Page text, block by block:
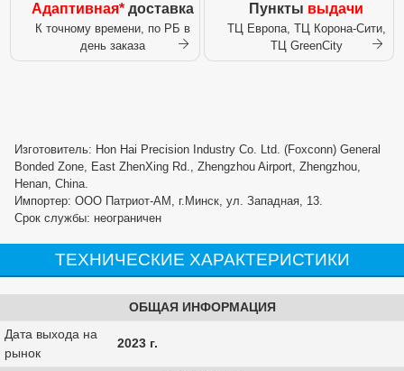
Адаптивная*доставка
К точному времени, по РБ в
день заказа
Пункты выдачи
ТЦ Европа, ТЦ Корона-Сити,
ТЦ GreenCity
Изготовитель: Hon Hai Precision Industry Co. Ltd. (Foxconn) General
Bonded Zone, East ZhenXing Rd., Zhengzhou Airport, Zhengzhou,
Henan, China.
Импортер: ООО Патриот-АМ, г.Минск, ул. Западная, 13.
Срок службы: неограничен
ТЕХНИЧЕСКИЕ ХАРАКТЕРИСТИКИ
ОБЩАЯ ИНФОРМАЦИЯ
Дата выхода на
рынок
2023 г.